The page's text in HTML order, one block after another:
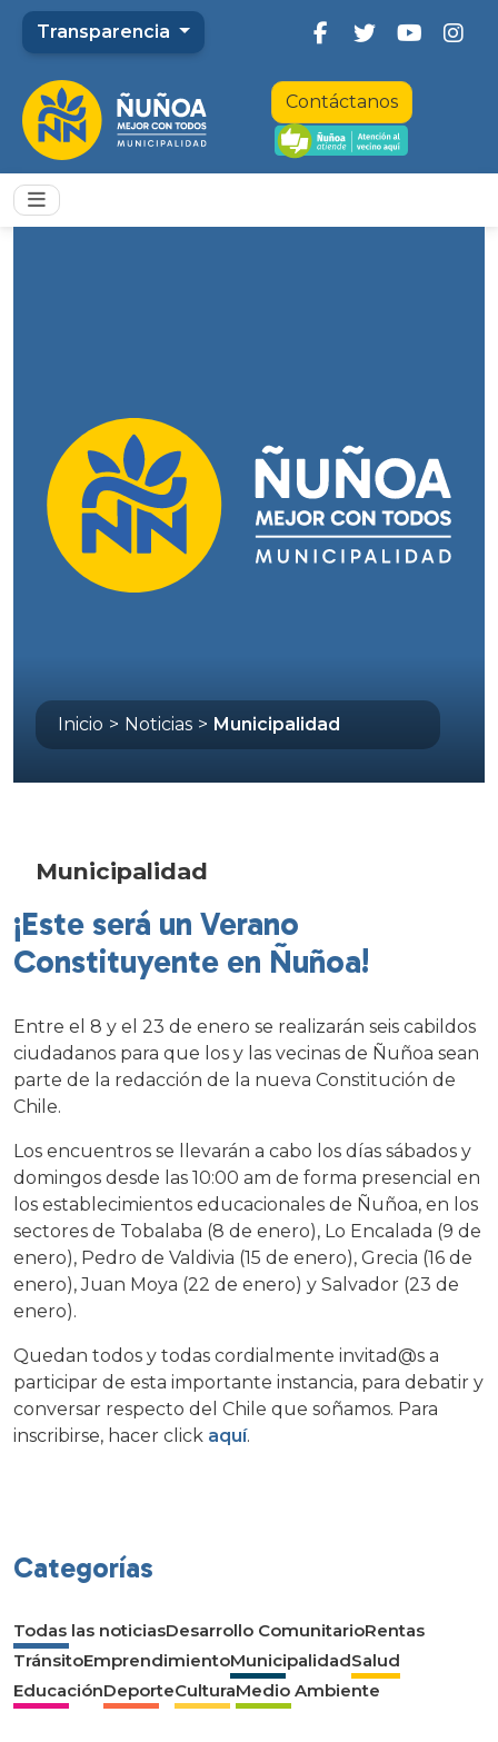
Transparencia
Contáctanos
Inicio > Noticias > Municipalidad
Municipalidad
¡Este será un Verano
Constituyente en Ñuñoa!
Entre el 8 y el 23 de enero se realizarán seis cabildos
ciudadanos para que los y las vecinas de Ñuñoa sean
parte de la redacción de la nueva Constitución de
Chile.
Los encuentros se llevarán a cabo los días sábados y
domingos desde las 10:00 am de forma presencial en
los establecimientos educacionales de Ñuñoa, en los
sectores de Tobalaba (8 de enero), Lo Encalada (9 de
enero), Pedro de Valdivia (15 de enero), Grecia (16 de
enero), Juan Moya (22 de enero) y Salvador (23 de
enero).
Quedan todos y todas cordialmente invitad@s a
participar de esta importante instancia, para debatir y
conversar respecto del Chile que soñamos. Para
inscribirse, hacer click aquí.
Categorías
Todas las noticiasDesarrollo ComunitarioRentas
TránsitoEmprendimientoMunicipalidadSalud
EducaciónDeporteCulturaMedio Ambiente